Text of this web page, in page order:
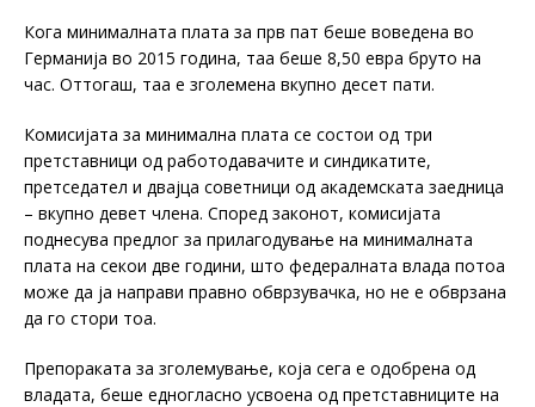
Кога минималната плата за прв пат беше воведена во
Германија во 2015 година, таа беше 8,50 евра бруто на
час. Оттогаш, таа е зголемена вкупно десет пати.
Комисијата за минимална плата се состои од три
претставници од работодавачите и синдикатите,
претседател и двајца советници од академската заедница
– вкупно девет члена. Според законот, комисијата
поднесува предлог за прилагодување на минималната
плата на секои две години, што федералната влада потоа
може да ја направи правно обврзувачка, но не е обврзана
да го стори тоа.
Препораката за зголемување, која сега е одобрена од
владата, беше едногласно усвоена од претставниците на